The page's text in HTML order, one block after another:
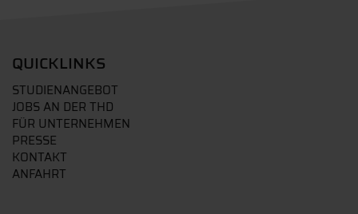
QUICKLINKS
STUDIENANGEBOT
JOBS AN DER THD
FÜR UNTERNEHMEN
PRESSE
KONTAKT
ANFAHRT